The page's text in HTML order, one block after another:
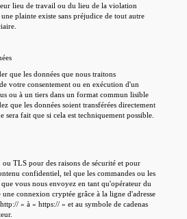
lieu de travail ou du lieu de la violation
plainte existe sans préjudice de tout autre
que les données que nous traitons
votre consentement ou en exécution d'un
ou à un tiers dans un format commun lisible
que les données soient transférées directement
sera fait que si cela est techniquement possible.
TLS pour des raisons de sécurité et pour
confidentiel, tel que les commandes ou les
que vous nous envoyez en tant qu'opérateur du
connexion cryptée grâce à la ligne d'adresse
» à « https:// » et au symbole de cadenas